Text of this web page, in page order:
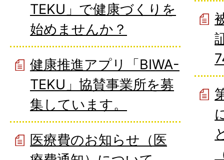
TEKU」で健康づくりを
始めませんか？
健康推進アプリ「BIWA-
TEKU」協賛事業所を募
集しています。
医療費のお知らせ（医